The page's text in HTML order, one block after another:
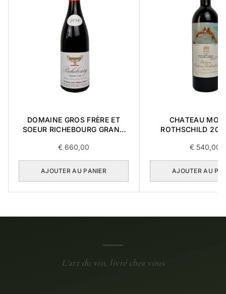
DOMAINE GROS FRÈRE ET
SOEUR RICHEBOURG GRAND
€ 660,00
AJOUTER AU PANIER
CHATEAU
ROTHSCHILD
€540,00
AJOUTER AU
L'art du vin, livré chez vous